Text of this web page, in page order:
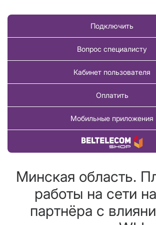
Подключить
Вопрос специалисту
Кабинет пользователя
Оплатить
Мобильные приложения
Купить товар
Минская область.
работы на сети
партнёра с